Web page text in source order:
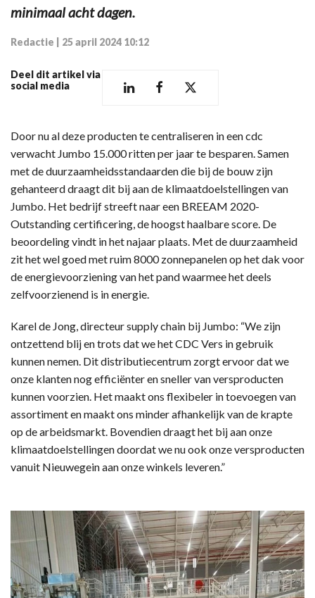
minimaal acht dagen.
Redactie 25 april 2024 10:12
Deel dit artikel via
social media
Door nu al deze producten te centraliseren in een cdc
verwacht Jumbo 15.000 ritten per jaar te besparen. Samen
met de duurzaamheidsstandaarden die bij de bouw zijn
gehanteerd draagt dit bij aan de klimaatdoelstellingen van
Jumbo. Het bedrijf streeft naar een BREEAM 2020-
Outstanding certificering, de hoogst haalbare score. De
beoordeling vindt in het najaar plaats. Met de duurzaamheid
zit het wel goed met ruim 8000 zonnepanelen op het dak voor
de energievoorziening van het pand waarmee het deels
zelfvoorzienend is in energie.
Karel de Jong, directeur supply chain bij Jumbo: “We zijn
ontzettend blij en trots dat we het CDC Vers in gebruik
kunnen nemen. Dit distributiecentrum zorgt ervoor dat we
onze klanten nog efficiënter en sneller van versproducten
kunnen voorzien. Het maakt ons flexibeler in toevoegen van
assortiment en maakt ons minder afhankelijk van de krapte
op de arbeidsmarkt. Bovendien draagt het bij aan onze
klimaatdoelstellingen doordat we nu ook onze versproducten
vanuit Nieuwegein aan onze winkels leveren.”